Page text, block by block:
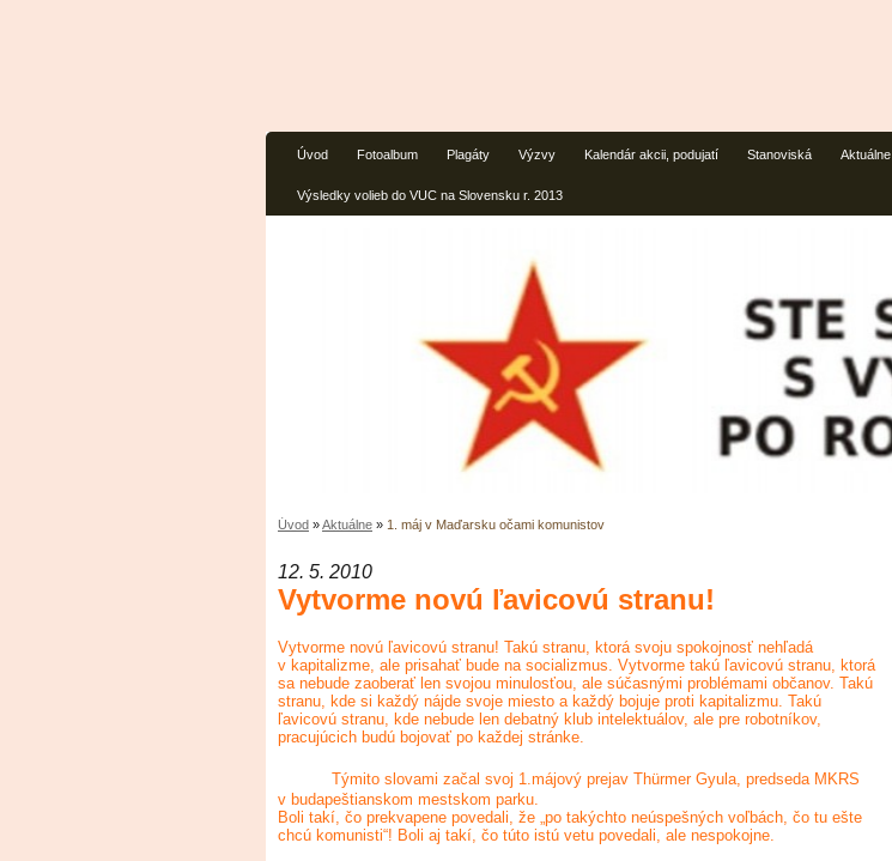
Úvod Fotoalbum Plagáty Výzvy Kalendár akcii, podujatí Stanoviská Aktuálne
Výsledky volieb do VUC na Slovensku r. 2013
Úvod »Aktuálne » 1. máj v Maďarsku očami komunistov
12. 5. 2010
Vytvorme novú ľavicovú stranu!
Vytvorme novú ľavicovú stranu! Takú stranu, ktorá svoju spokojnosť nehľadá
v kapitalizme, ale prisahať bude na socializmus. Vytvorme takú ľavicovú stranu, ktorá
sa nebude zaoberať len svojou minulosťou, ale súčasnými problémami občanov. Takú
stranu, kde si každý nájde svoje miesto a každý bojuje proti kapitalizmu. Takú
ľavicovú stranu, kde nebude len debatný klub intelektuálov, ale pre robotníkov,
pracujúcich budú bojovať po každej stránke.
Týmito slovami začal svoj 1.májový prejav Thürmer Gyula, predseda MKRS
v budapeštianskom mestskom parku.
Boli takí, čo prekvapene povedali, že „po takýchto neúspešných voľbách, čo tu ešte
chcú komunisti“! Boli aj takí, čo túto istú vetu povedali, ale nespokojne.